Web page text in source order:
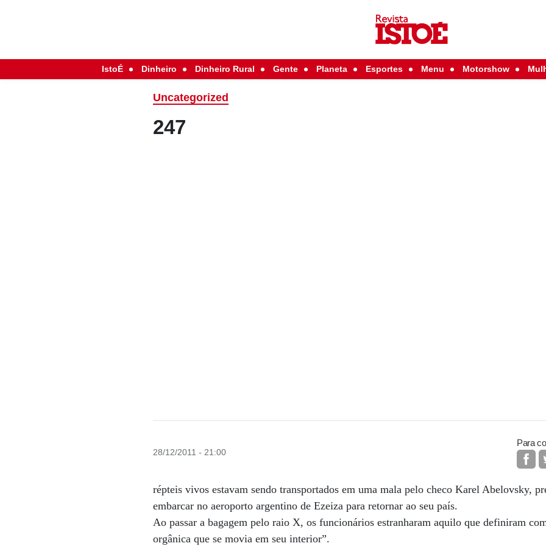
IstoÉ Dinheiro Dinheiro Rural Gente Planeta Esportes Menu Motorshow
Uncategorized
247
28/12/2011 - 21:00
Para
répteis vivos estavam sendo transportados em uma mala pelo checo Karel Abelovsky,
embarcar no aeroporto argentino de Ezeiza para retornar ao seu país.
Ao passar a bagagem pelo raio X, os funcionários estranharam aquilo que definiram
orgânica que se movia em seu interior”.